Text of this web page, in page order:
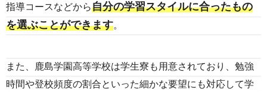
指導コースなどから自分の学習スタイルに合ったもの
を選ぶことができます。
また、鹿島学園高等学校は学生寮も用意されており、勉強
時間や登校頻度の割合といった細かな要望にも対応して学